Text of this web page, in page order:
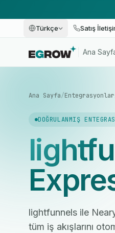
Türkçe Satış
Ana
Ana Sayfa/Entegrasyonlar
DOĞRULANMIŞ
lightfunnels ile
tüm iş akışlarını